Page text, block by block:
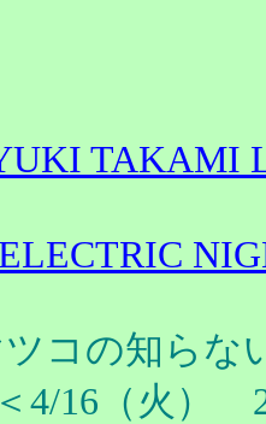
TAKAMI
ELECTRIC
コの知らな
4/16（火）